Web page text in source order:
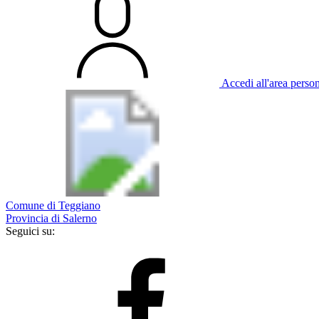
Accedi all'area
Comune di Teggiano
Provincia di Salerno
Seguici su: